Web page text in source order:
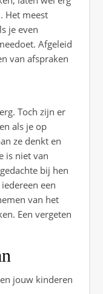
Het meest
je even
Afgeleid
van afspraken
Toch zijn er
als je op
ze denkt en
is niet van
bij hen
een
van het
Een vergeten
jouw kinderen